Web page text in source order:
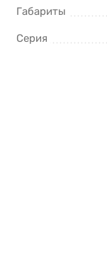
Габариты
Серия